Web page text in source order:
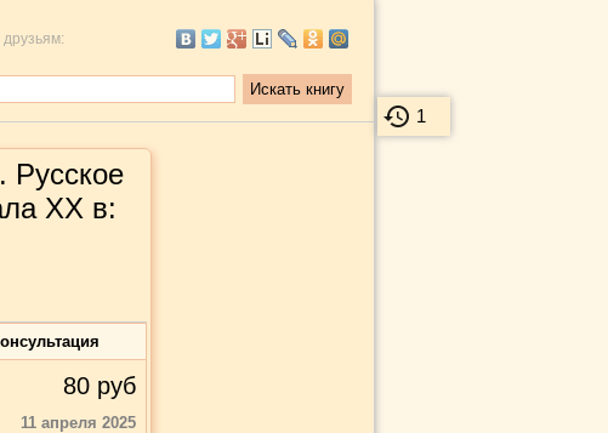
1
друзьям:
Русское
XX в:
80 руб
11 апреля 2025